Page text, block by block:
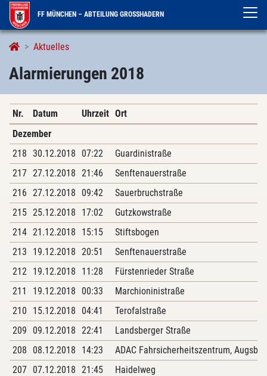
FF MÜNCHEN – ABTEILUNG GROSSHADERN
Aktuelles
Alarmierungen
Alarmierungen 2018
Nr. Datum Uhrzeit Ort
Dezember
218 30.12.2018 07:22
Guardinistraße
217 27.12.2018 21:46
Senftenauerstraße
216 27.12.2018 09:42
Sauerbruchstraße
215 25.12.2018 17:02
Gutzkowstraße
214 21.12.2018 15:15
Stiftsbogen
213
19.12.2018 20:51
Senftenauerstraße
212 19.12.2018 11:28
Fürstenrieder Straße
211
19.12.2018 00:33
Marchioninistraße
210
15.12.2018 04:41
Terofalstraße
209
09.12.2018 22:41
Landsberger Straße
208
08.12.2018 14:23
ADAC Fahrsicherheitszentrum,
207 07.12.2018 21:45
Haidelweg